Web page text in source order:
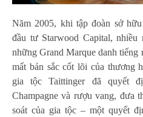
Năm 2005, khi tập đoàn sở
đầu tư Starwood Capital,
những Grand Marque danh tiếng
mất bản sắc cốt lõi của thương
gia tộc Taittinger đã quyết
Champagne và rượu vang, đưa
soát của gia tộc – một quyết